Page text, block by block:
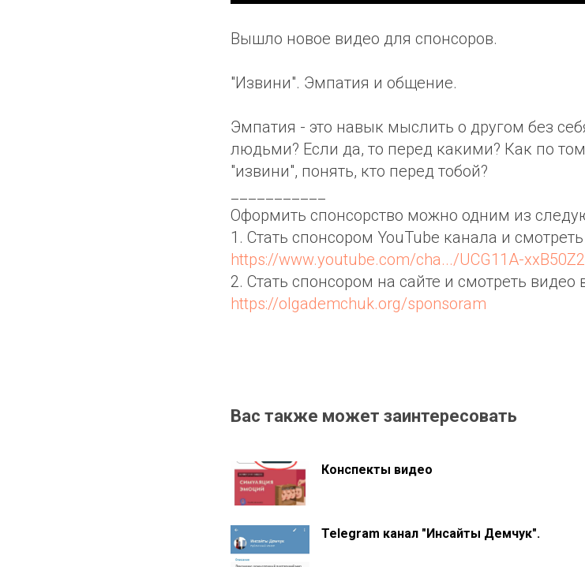
Вышло новое видео для спонсоров.
"Извини". Эмпатия и общение.
Эмпатия - это навык мыслить о другом без
людьми? Если да, то перед какими? Как по
"извини", понять, кто перед тобой?
Оформить спонсорство можно одним из
1. Стать спонсором YouTube канала и
https://www.youtube.com/cha.../UCG11A-
2. Стать спонсором на сайте и смотреть видео
https://olgademchuk.org/sponsoram
Вас также может заинтересовать
Конспекты видео
Telegram канал "Инсайты Демчук".